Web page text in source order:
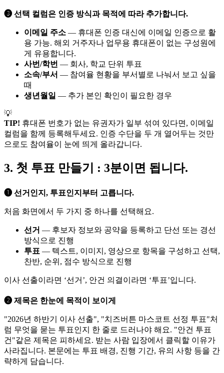
❸ 선택 컬럼은 인증 방식과 목적에 따라 추가합니다.
이메일 주소 — 휴대폰 인증 대신에 이메일 인증으로 활
용 가능. 해외 거주자나 업무용 휴대폰이 없는 구성원에
게 유용합니다.
사번/학번 — 회사, 학교 단위 투표
소속/부서 — 참여율 현황을 부서별로 나눠서 보고 싶을
때
생년월일 — 추가 본인 확인이 필요한 경우
💡
TIP! 휴대폰 번호가 없는 유권자가 일부 섞여 있다면, 이메일
컬럼을 함께 등록해두세요. 인증 수단을 두 개 열어두는 것만
으로도 참여율이 눈에 띄게 올라갑니다.
3. 첫 투표 만들기 : 3분이면 됩니다.
➊ 선거인지, 투표인지부터 고릅니다.
처음 화면에서 두 가지 중 하나를 선택해요.
선거 — 후보자 정보와 공약을 등록하고 단선 또는 경선
방식으로 진행
투표 — 텍스트, 이미지, 영상으로 항목을 구성하고 선택,
찬반, 순위, 점수 방식으로 진행
이사 선출이라면 ‘선거’, 안건 의결이라면 ‘투표’입니다.
➋ 제목은 한눈에 목적이 보이게
"2026년 하반기 이사 선출", "치즈버튼 마스코트 선정 투표"처
럼 무엇을 묻는 투표인지 한 줄로 드러나야 해요. "안건 투표
건"같은 제목은 피하세요. 받는 사람 입장에서 클릭할 이유가
사라집니다. 본문에는 투표 배경, 진행 기간, 유의 사항 등을 간
략하게 담습니다.